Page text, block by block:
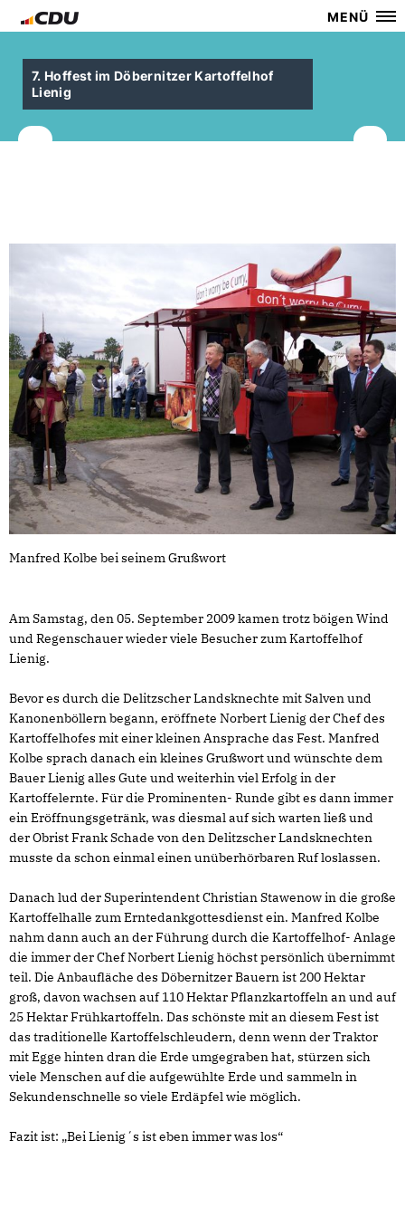
MENÜ
7. Hoffest im Döbernitzer Kartoffelhof
Lienig
Manfred Kolbe bei seinem Grußwort
Am Samstag, den 05. September 2009 kamen trotz böigen Wind
und Regenschauer wieder viele Besucher zum Kartoffelhof
Lienig.
Bevor es durch die Delitzscher Landsknechte mit Salven und
Kanonenböllern begann, eröffnete Norbert Lienig der Chef des
Kartoffelhofes mit einer kleinen Ansprache das Fest. Manfred
Kolbe sprach danach ein kleines Grußwort und wünschte dem
Bauer Lienig alles Gute und weiterhin viel Erfolg in der
Kartoffelernte. Für die Prominenten- Runde gibt es dann immer
ein Eröffnungsgetränk, was diesmal auf sich warten ließ und
der Obrist Frank Schade von den Delitzscher Landsknechten
musste da schon einmal einen unüberhörbaren Ruf loslassen.
Danach lud der Superintendent Christian Stawenow in die große
Kartoffelhalle zum Erntedankgottesdienst ein. Manfred Kolbe
nahm dann auch an der Führung durch die Kartoffelhof- Anlage
die immer der Chef Norbert Lienig höchst persönlich übernimmt
teil. Die Anbaufläche des Döbernitzer Bauern ist 200 Hektar
groß, davon wachsen auf 110 Hektar Pflanzkartoffeln an und auf
25 Hektar Frühkartoffeln. Das schönste mit an diesem Fest ist
das traditionelle Kartoffelschleudern, denn wenn der Traktor
mit Egge hinten dran die Erde umgegraben hat, stürzen sich
viele Menschen auf die aufgewühlte Erde und sammeln in
Sekundenschnelle so viele Erdäpfel wie möglich.
Fazit ist: „Bei Lienig´s ist eben immer was los“